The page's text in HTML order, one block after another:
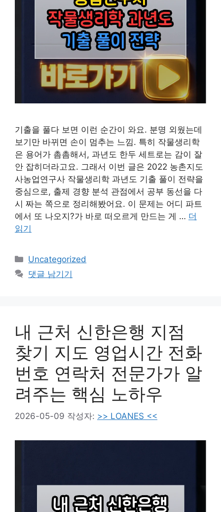
기출을 풀다 보면 이런 순간이 와요. 분명 외웠는데
보기만 바뀌면 손이 멈추는 느낌. 특히 작물생리학
은 용어가 촘촘해서, 과년도 한두 세트로는 감이 잘
안 잡히더라고요. 그래서 이번 글은 2022 농촌지도
사농업연구사 작물생리학 과년도 기출 풀이 전략을
중심으로, 출제 경향 분석 관점에서 공부 동선을 다
시 짜는 쪽으로 정리해봤어요. 이 문제는 어디 파트
에서 또 나오지?가 바로 떠오르게 만드는 게 … 더
읽기
카
테
Uncategorized
댓글 남기기
내 근처 신한은행 지점
찾기 지도 영업시간 전화
번호 연락처 전문가가 알
려주는 핵심 노하우
2026-05-09 작성자: >> LOANES <<